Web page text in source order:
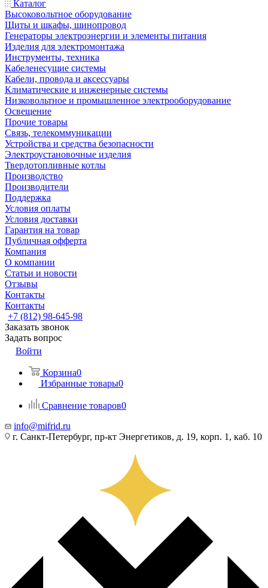
Каталог
Высоковольтное оборудование
Щиты и шкафы, шинопровод
Генераторы электроэнергии и элементы питания
Изделия для электромонтажа
Инструменты, техника
Кабеленесущие системы
Кабели, провода и аксессуары
Климатические и инженерные системы
Низковольтное и промышленное электрооборудование
Освещение
Прочие товары
Связь, телекоммуникации
Устройства и средства безопасности
Электроустановочные изделия
Твердотопливные котлы
Производство
Производители
Поддержка
Условия оплаты
Условия доставки
Гарантия на товар
Публичная офферта
Компания
О компании
Статьи и новости
Отзывы
Контакты
Контакты
+7 (812) 98-645-98
Заказать звонок
Задать вопрос
Войти
Корзина0
Избранные товары0
Сравнение товаров0
info@mifrid.ru
г. Санкт-Петербург, пр-кт Энергетиков, д. 19, корп. 1, каб. 10